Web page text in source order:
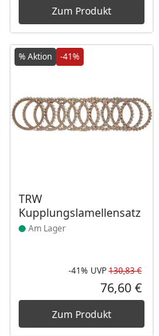
Zum Produkt
in ProzentPreis
Preis
% Aktion -41%
TRW
Kupplungslamellensatz
Produkt am Lager
Am Lager
-41% UVP130,83 €
76,60 €
Zum Produkt